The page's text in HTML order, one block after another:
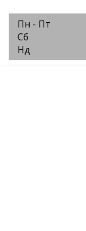
Пн - Пт
Сб
Нд